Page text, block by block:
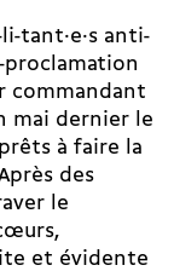
tant·e·s anti-
proclamation
commandant
mai dernier le
à faire la
des
le
et évidente